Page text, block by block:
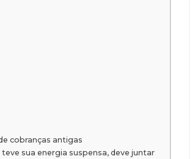
cobranças antigas
sua energia suspensa, deve juntar